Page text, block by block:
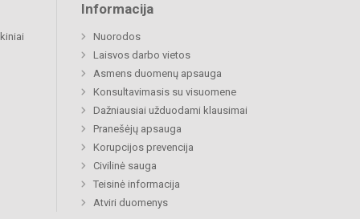
Informacija
Nuorodos
Laisvos darbo vietos
Asmens duomenų apsauga
Konsultavimasis su visuomene
Dažniausiai užduodami klausimai
Pranešėjų apsauga
Korupcijos prevencija
Civilinė sauga
Teisinė informacija
Atviri duomenys